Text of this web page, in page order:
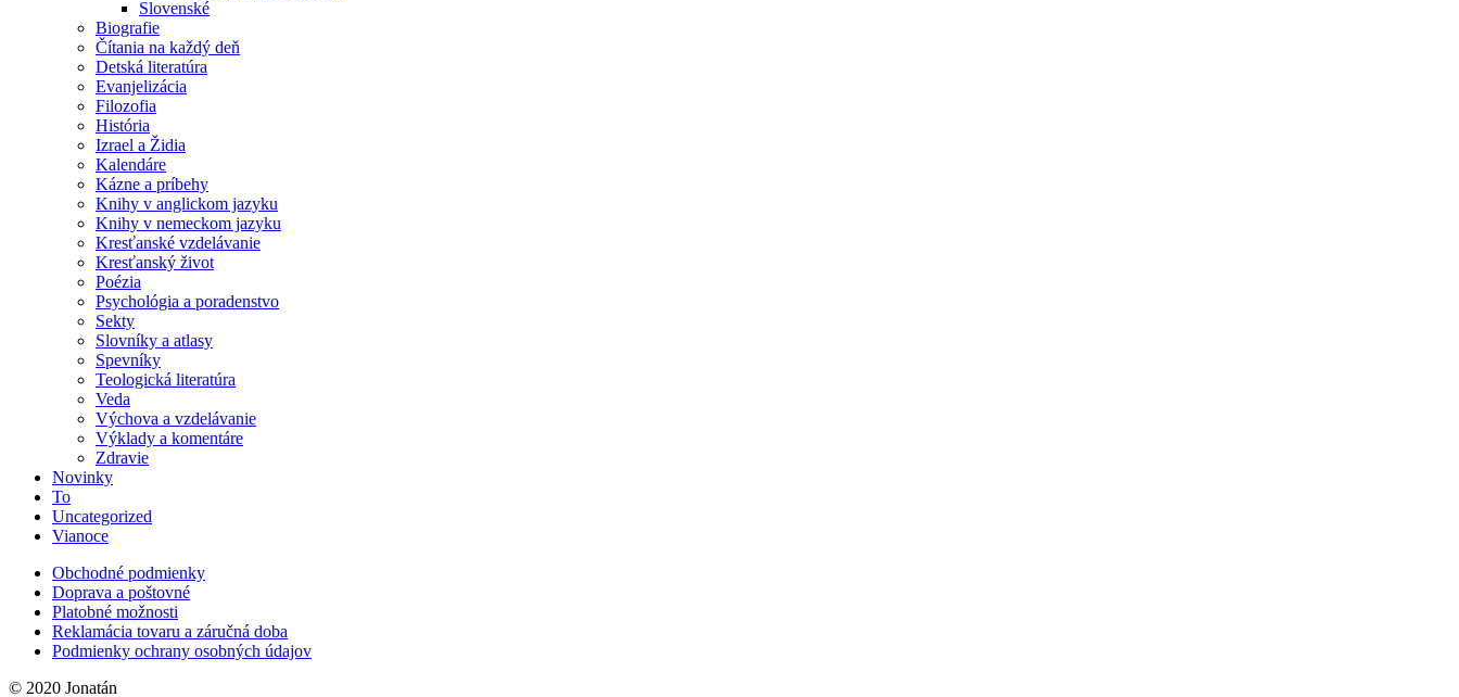
Slovenské
Biografie
Čítania na každý deň
Detská literatúra
Evanjelizácia
Filozofia
História
Izrael a Židia
Kalendáre
Kázne a príbehy
Knihy v anglickom jazyku
Knihy v nemeckom jazyku
Kresťanské vzdelávanie
Kresťanský život
Poézia
Psychológia a poradenstvo
Sekty
Slovníky a atlasy
Spevníky
Teologická literatúra
Veda
Výchova a vzdelávanie
Výklady a komentáre
Zdravie
Novinky
To
Uncategorized
Vianoce
Obchodné podmienky
Doprava a poštovné
Platobné možnosti
Reklamácia tovaru a záručná doba
Podmienky ochrany osobných údajov
© 2020 Jonatán